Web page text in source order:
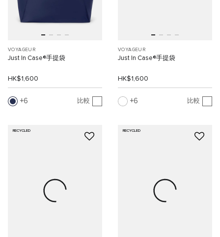
VOYAGEUR
Just In Case®手提袋
HK$1,600
6 比較
VOYAGEUR
Just In Case®手提袋
HK$1,600
6 比較
RECYCLED RECYCLED